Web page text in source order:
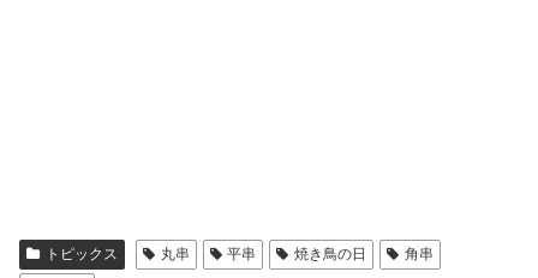
トピックス 丸串 平串 焼き鳥の日
角串